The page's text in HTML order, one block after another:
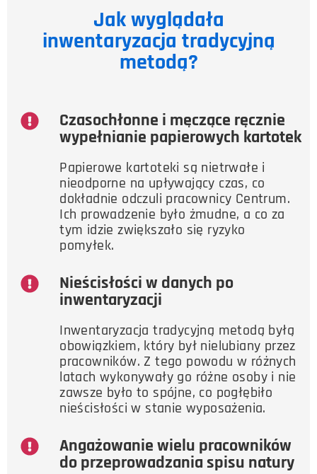
Jak wyglądała
inwentaryzacja tradycyjną
metodą?
Czasochłonne i męczące ręcznie
wypełnianie papierowych kartotek
Papierowe kartoteki są nietrwałe i
nieodporne na upływający czas, co
dokładnie odczuli pracownicy Centrum.
Ich prowadzenie było żmudne, a co za
tym idzie zwiększało się ryzyko
pomyłek.
Nieścisłości w danych po
inwentaryzacji
Inwentaryzacja tradycyjną metodą byłą
obowiązkiem, który był nielubiany przez
pracowników. Z tego powodu w różnych
latach wykonywały go różne osoby i nie
zawsze było to spójne, co pogłębiło
nieścisłości w stanie wyposażenia.
Angażowanie wielu pracowników
do przeprowadzania spisu natury